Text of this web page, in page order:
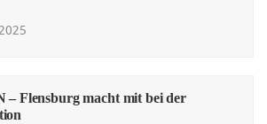
Flensburg macht mit bei der